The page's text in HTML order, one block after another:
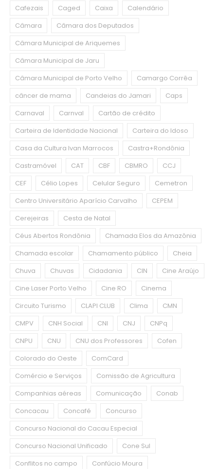
Cafezais
Caged Caixa
Calendário
Câmara
Câmara dos Deputados
Câmara Municipal de Ariquemes
Câmara Municipal de Jaru
Câmara Municipal de Porto Velho
Camargo Corrêa
câncer de mama
Candeias do Jamari
Caps
Carnaval
Carnval
Cartão de crédito
Carteira de Identidade Nacional
Carteira do Idoso
Casa da Cultura Ivan Marrocos
Castra+Rondônia
Castramóvel
CAT CBF CBMRO
CCJ
CEF
Célio Lopes Celular Seguro
Cemetron
Centro Universitário Aparício Carvalho
CEPEM
Cerejeiras
Cesta de Natal
Céus Abertos Rondônia
Chamada Elos da Amazônia
Chamada escolar
Chamamento público
Cheia
Chuva
Chuvas Cidadania CIN
Cine Araújo
Cine Laser Porto Velho
Cine RO
Cinema
Circuito Turismo
CLAPI CLUB Clima
CMN
CMPV
CNH Social CNI CNJ
CNPq
CNPU
CNU CNU dos Professores
Cofen
Colorado do Oeste
ComCard
Comércio e Serviços
Comissão de Agricultura
Companhias aéreas
Comunicação
Conab
Concacau
Concafé
Concurso
Concurso Nacional do Cacau Especial
Concurso Nacional Unificado
Cone Sul
Conflitos no campo
Confúcio Moura